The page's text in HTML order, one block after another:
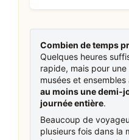
Combien de temps
Quelques heures
rapide, mais pour
musées et
au moins une
journée entière.
Beaucoup de
plusieurs fois dans la